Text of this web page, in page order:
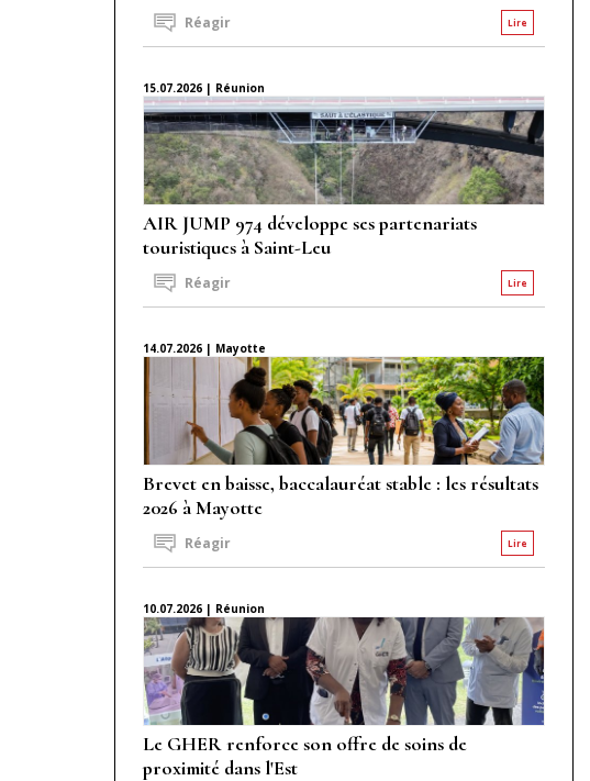
Lire
Réagir
15.07.2026 | Réunion
AIR JUMP 974 développe ses partenariats
touristiques à Saint-Leu
Lire
Réagir
14.07.2026 | Mayotte
Brevet en baisse, baccalauréat stable : les résultats
2026 à Mayotte
Lire
Réagir
10.07.2026 | Réunion
Le GHER renforce son offre de soins de
proximité dans l'Est